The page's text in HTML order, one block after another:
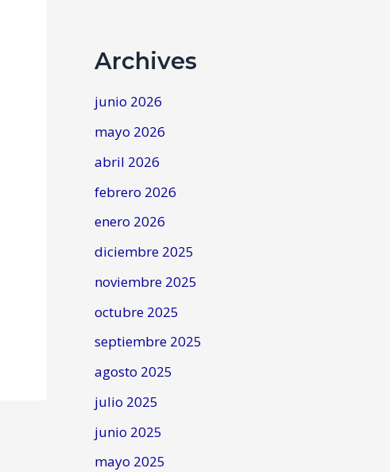
Archives
junio 2026
mayo 2026
abril 2026
febrero 2026
enero 2026
diciembre 2025
noviembre 2025
octubre 2025
septiembre 2025
agosto 2025
julio 2025
junio 2025
mayo 2025